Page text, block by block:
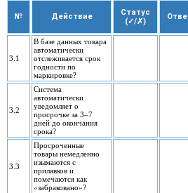
№ Действие
Статус
(✓/✗)
3.1
В базе данных товара
автоматически
отслеживается срок
годности по
маркировке?
3.2
Система
автоматически
уведомляет о
просрочке за 3–7
дней до окончания
срока?
3.3
Просроченные
товары немедленно
изымаются с
прилавков и
помечаются как
«забраковано»?